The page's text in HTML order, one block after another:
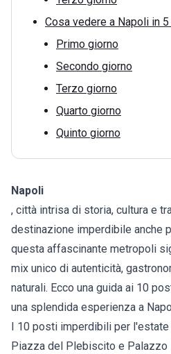
Cosa vedere a Napoli in
Primo giorno
Secondo giorno
Terzo giorno
Quarto giorno
Quinto giorno
Napoli
, città intrisa di storia, cultura e
destinazione imperdibile anche
questa affascinante metropoli
mix unico di autenticità,
naturali. Ecco una guida ai 10
una splendida esperienza a
I 10 posti imperdibili per
Piazza del Plebiscito e Palazzo